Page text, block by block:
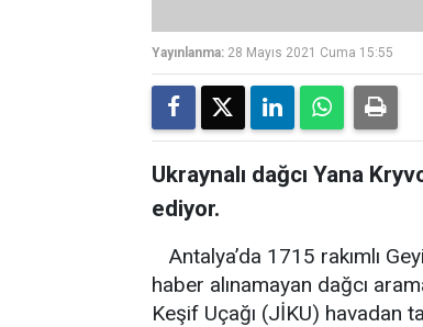
Yayınlanma: 28 Mayıs 2021 Cuma 15:55
Ukraynalı dağcı Yana
ediyor.
Antalya’da 1715 rakımlı
haber alınamayan dağcı
Keşif Uçağı (JİKU) havadan